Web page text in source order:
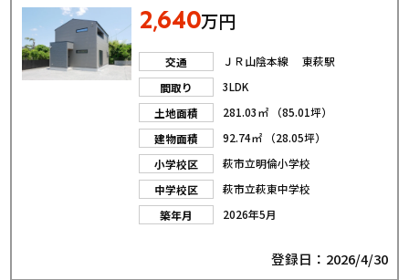
2,640万円
交通
ＪＲ山陰本線 東萩駅
間取り
3LDK
土地面積
281.03㎡ （85.01坪）
建物面積
92.74㎡ （28.05坪）
小学校区
萩市立明倫小学校
中学校区
萩市立萩東中学校
築年月
2026年5月
登録日：2026/4/30